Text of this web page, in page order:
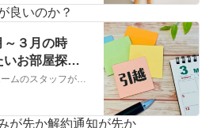
にぜひご一読くだ
良いのか？
～３月の時
お部屋探し
ろう
洲市の賃
社NYホーム
こちらでは、株式会社ＮＹホームのスタッフが執筆したスタッフブログ記事、「繁忙期とよばれる１月～３月の時期、その中でもいったいお部屋探しはどの時期が良いのだろうか・・・？」をご紹介しております。他にも様々なテーマの記事がありますので、お住まい探しの合間にぜひご一読ください！
が先か解約通知が先か